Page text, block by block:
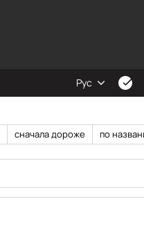
Рус
сначала дороже по